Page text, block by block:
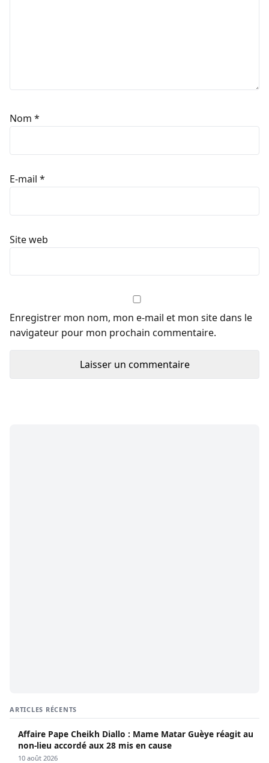
Nom *
E-mail *
Site web
Enregistrer mon nom, mon e-mail et mon site dans le
navigateur pour mon prochain commentaire.
ARTICLES RÉCENTS
Affaire Pape Cheikh Diallo : Mame Matar Guèye réagit au
non-lieu accordé aux 28 mis en cause
10 août 2026